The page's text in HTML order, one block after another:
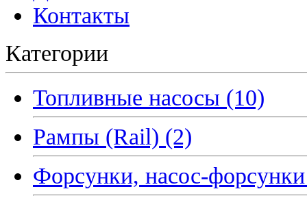
Контакты
Категории
Топливные насосы (10)
Рампы (Rail) (2)
Форсунки, насос-